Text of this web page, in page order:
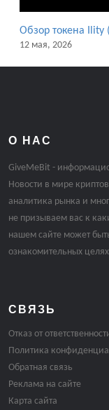
Обзор токена Ility
12 мая, 2026
О НАС
GiveMeBit -
Новости в мире
аналитика рынка и
не призываем вас к
нашем сайте может
ознакомительных
СВЯЗЬ
Отказ от
Политика
Обратная связь
Реклама на сайте
Карта сайта